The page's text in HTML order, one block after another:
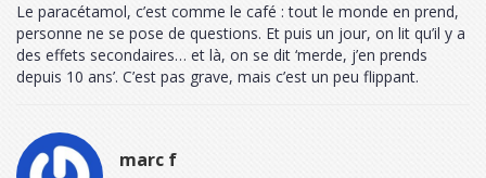
Le paracétamol, c’est comme le café : tout le monde en prend,
personne ne se pose de questions. Et puis un jour, on lit qu’il y a
des effets secondaires… et là, on se dit ‘merde, j’en prends
depuis 10 ans’. C’est pas grave, mais c’est un peu flippant.
marc f